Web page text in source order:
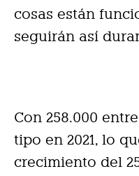
cosas están
seguirán así
Con 258.000
tipo en 2021, lo
crecimiento del